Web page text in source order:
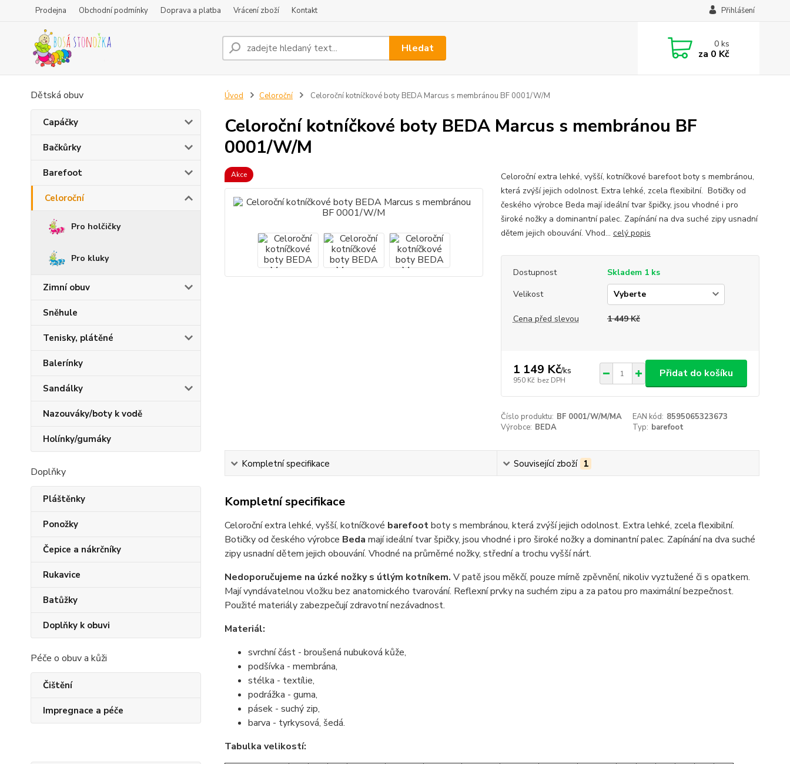
Prodejna Obchodní podmínky Doprava a platba Vrácení zboží Kontakt Přihlášení
Hledat 0ks
za 0 Kč
Dětská obuv
Capáčky
Bačkůrky
Barefoot
Celoroční
Pro holčičky
Pro kluky
Zimní obuv
Sněhule
Tenisky, plátěné
Balerínky
Sandálky
Nazouváky/boty k vodě
Holínky/gumáky
Doplňky
Pláštěnky
Ponožky
Čepice a nákrčníky
Rukavice
Batůžky
Doplňky k obuvi
Péče o obuv a kůži
Čištění
Impregnace a péče
Úvod Celoroční Celoroční kotníčkové boty BEDA Marcus s membránou BF 0001/W/M
Celoroční kotníčkové boty BEDA Marcus s membránou BF
0001/W/M
Akce
Celoroční extra lehké, vyšší, kotníčkové barefoot boty s membránou,
která zvýší jejich odolnost. Extra lehké, zcela flexibilní. Botičky od
českého výrobce Beda mají ideální tvar špičky, jsou vhodné i pro
široké nožky a dominantní palec. Zapínání na dva suché zipy usnadní
dětem jejich obouvání. Vhod... celý popis
Dostupnost
Skladem 1 ks
Velikost
Cena před slevou 1 449 Kč
1 149 Kč/ks
950 Kč bez DPH
Přidat do košíku
Číslo produktu: BF 0001/W/M/MA EAN kód: 8595065323673
Výrobce: BEDA Typ: barefoot
Kompletní specifikace Související zboží 1
Kompletní specifikace
Celoroční extra lehké, vyšší, kotníčkové barefootboty s membránou, která zvýší jejich odolnost. Extra lehké, zcela flexibilní.
Botičky od českého výrobce Beda mají ideální tvar špičky, jsou vhodné i pro široké nožky a dominantní palec. Zapínání na dva suché
zipy usnadní dětem jejich obouvání. Vhodné na průměrné nožky, střední a trochu vyšší nárt.
Nedoporučujeme na úzké nožky s útlým kotníkem. V patě jsou měkčí, pouze mírně zpěvnění, nikoliv vyztužené či s opatkem.
Mají vyndávatelnou vložku bez anatomického tvarování. Reflexní prvky na suchém zipu a za patou pro maximální bezpečnost.
Použité materiály zabezpečují zdravotní nezávadnost.
Materiál:
svrchní část - broušená nubuková kůže,
podšívka - membrána,
stélka - textílie,
podrážka - guma,
pásek - suchý zip,
barva - tyrkysová, šedá.
Tabulka velikostí: